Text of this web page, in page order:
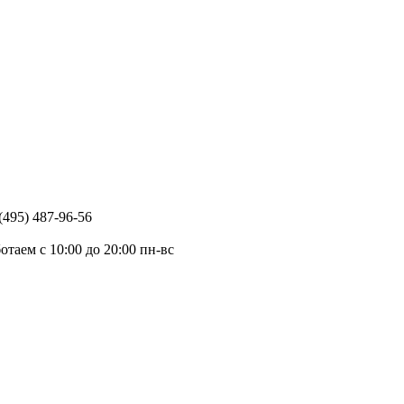
487-96-56
c 10:00 до 20:00 пн-вс